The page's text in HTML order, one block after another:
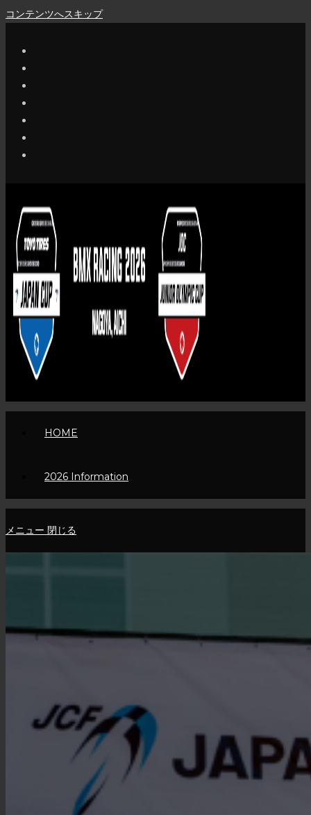
コンテンツへスキップ
HOME
2026 Information
メニュー 閉じる